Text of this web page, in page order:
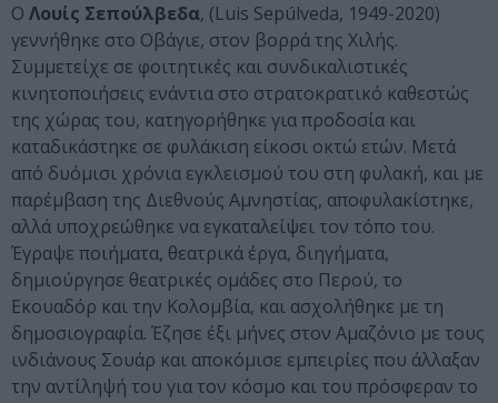
Ο Λουίς Σεπούλβεδα, (Luis Sepúlveda, 1949-2020)
γεννήθηκε στο Οβάγιε, στον βορρά της Χιλής.
Συμμετείχε σε φοιτητικές και συνδικαλιστικές
κινητοποιήσεις ενάντια στο στρατοκρατικό καθεστώς
της χώρας του, κατηγορήθηκε για προδοσία και
καταδικάστηκε σε φυλάκιση είκοσι οκτώ ετών. Μετά
από δυόμισι χρόνια εγκλεισμού του στη φυλακή, και με
παρέμβαση της Διεθνούς Αμνηστίας, αποφυλακίστηκε,
αλλά υποχρεώθηκε να εγκαταλείψει τον τόπο του.
Έγραψε ποιήματα, θεατρικά έργα, διηγήματα,
δημιούργησε θεατρικές ομάδες στο Περού, το
Εκουαδόρ και την Κολομβία, και ασχολήθηκε με τη
δημοσιογραφία. Έζησε έξι μήνες στον Αμαζόνιο με τους
ινδιάνους Σουάρ και αποκόμισε εμπειρίες που άλλαξαν
την αντίληψή του για τον κόσμο και του πρόσφεραν το